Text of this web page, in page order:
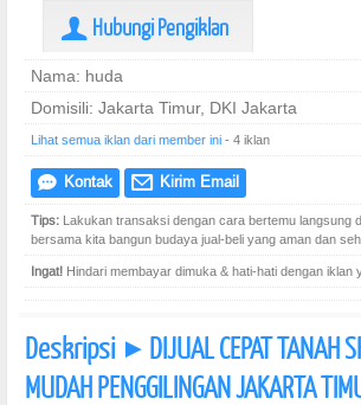
U Hubungi Pengiklan
Nama: huda
Domisili: Jakarta Timur, DKI Jakarta
Lihat semua iklan dari member ini - 4 iklan
e Kontak @ Kirim Email
Tips: Lakukan transaksi dengan cara bertemu langsung
bersama kita bangun budaya jual-beli yang aman dan
Ingat! Hindari membayar dimuka & hati-hati dengan iklan
Deskripsi ] DIJUAL CEPAT TANAH
MUDAH PENGGILINGAN JAKARTA